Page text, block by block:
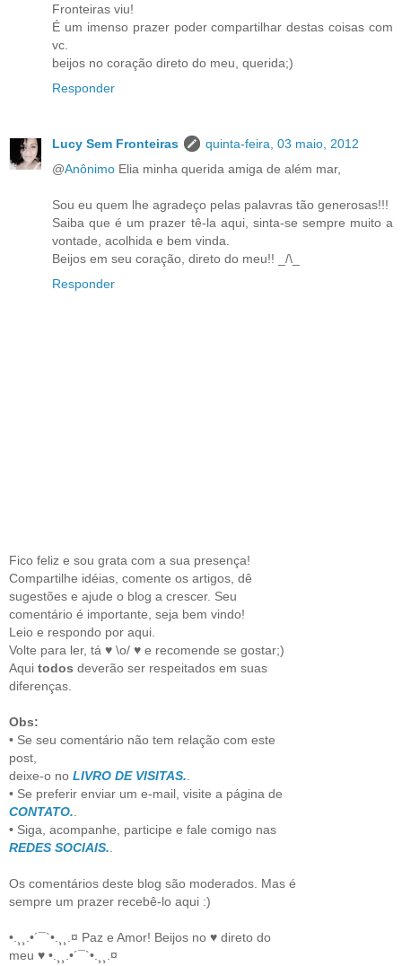
Fronteiras viu!
É um imenso prazer poder compartilhar destas coisas com
vc.
beijos no coração direto do meu, querida;)
Responder
Lucy Sem Fronteiras
quinta-feira, 03 maio, 2012
@Anônimo Elia minha querida amiga de além mar,
Sou eu quem lhe agradeço pelas palavras tão generosas!!!
Saiba que é um prazer tê-la aqui, sinta-se sempre muito a
vontade, acolhida e bem vinda.
Beijos em seu coração, direto do meu!! _/\_
Responder
Fico feliz e sou grata com a sua presença!
Compartilhe idéias, comente os artigos, dê
sugestões e ajude o blog a crescer. Seu
comentário é importante, seja bem vindo!
Leio e respondo por aqui.
Volte para ler, tá ♥ \o/ ♥ e recomende se gostar;)
Aqui todos deverão ser respeitados em suas
diferenças.
Obs:
• Se seu comentário não tem relação com este
post,
deixe-o no LIVRO DE VISITAS.
• Se preferir enviar um e-mail, visite a página de
CONTATO.
• Siga, acompanhe, participe e fale comigo nas
REDES SOCIAIS.
Os comentários deste blog são moderados. Mas é
sempre um prazer recebê-lo aqui :)
•.¸¸.•´¯`•.¸¸.¤ Paz e Amor! Beijos no ♥ direto do
meu ♥ •.¸¸.•´¯`•.¸¸.¤